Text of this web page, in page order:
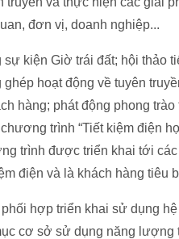
đơn vị, doanh nghiệp...
kiện Giờ trái đất; hội thảo
hoạt động về tuyên
hàng; phát động phong
trình “Tiết kiệm điện
trình được triển khai tới
điện và là khách hàng tiêu
hợp triển khai sử dụng
cơ sở sử dụng năng